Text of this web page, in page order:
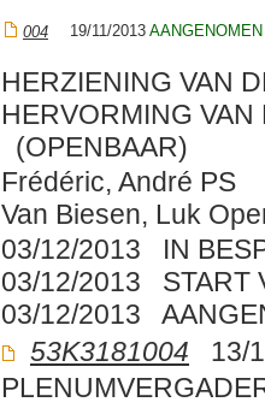
004 19/11/2013
HERZIENING VAN
HERVORMING
(OPENBAAR)
Frédéric, André PS
Van Biesen, Luk
03/12/2013 IN
03/12/2013 START
03/12/2013
53K3181004 13/